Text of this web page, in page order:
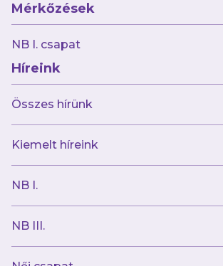
Mérkőzések
NB I. csapat
Híreink
Összes hírünk
Kiemelt híreink
NB I.
NB III.
2026.07.30
A Szuszában minden készen áll a
vasárnapi meccsre
2026.07.30